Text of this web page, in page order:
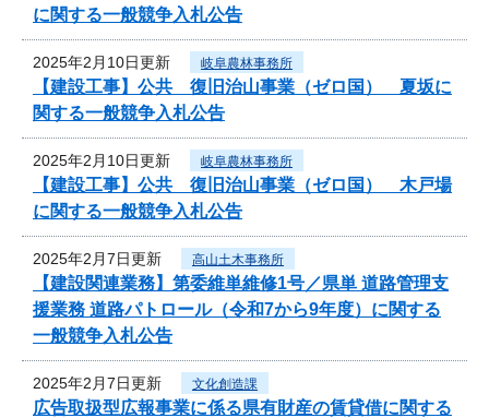
に関する一般競争入札公告
2025年2月10日更新 岐阜農林事務所
【建設工事】公共 復旧治山事業（ゼロ国） 夏坂に
関する一般競争入札公告
2025年2月10日更新 岐阜農林事務所
【建設工事】公共 復旧治山事業（ゼロ国） 木戸場
に関する一般競争入札公告
2025年2月7日更新 高山土木事務所
【建設関連業務】第委維単維修1号／県単 道路管理支
援業務 道路パトロール（令和7から9年度）に関する
一般競争入札公告
2025年2月7日更新 文化創造課
広告取扱型広報事業に係る県有財産の賃貸借に関する